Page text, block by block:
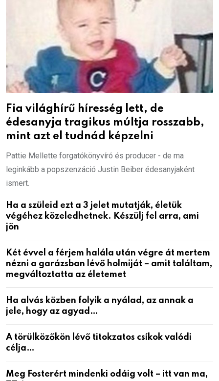
Fia világhírű híresség lett, de
édesanyja tragikus múltja rosszabb,
mint azt el tudnád képzelni
Pattie Mellette forgatókönyvíró és producer - de ma
leginkább a popszenzáció Justin Beiber édesanyjaként
ismert.
Ha a szüleid ezt a 3 jelet mutatják, életük
végéhez közeledhetnek. Készülj fel arra, ami
jön
Két évvel a férjem halála után végre át mertem
nézni a garázsban lévő holmiját – amit találtam,
megváltoztatta az életemet
Ha alvás közben folyik a nyálad, az annak a
jele, hogy az agyad…
A törülközőkön lévő titokzatos csíkok valódi
célja…
Meg Fosterért mindenki odáig volt – itt van ma,